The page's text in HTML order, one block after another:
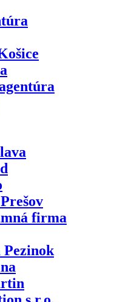
firma